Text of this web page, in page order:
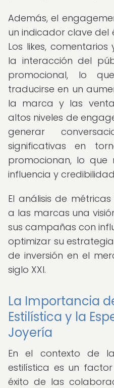
Además, el
un indicador clave del
Los likes,
la interacción del
promocional, lo
traducirse en un
la marca y las
altos niveles de
generar
significativas en
promocionan, lo
influencia y
El análisis de
a las marcas una
sus campañas con
optimizar su
de inversión en el
siglo XXI.
La Importancia
Estilística y la
Joyería
En el contexto de
estilística es un
éxito de las